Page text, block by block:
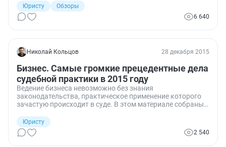
играет позиция, высказанная по аналогичным делам
Верховным судом РФ. Этой зимой ВС РФ, как раз
поставил точку в нескольких делах, которые могут в
Юристу
Обзоры
6 640
Николай Кольцов 28 декабря 2015
Бизнес. Самые громкие прецедентные дела
судебной практики в 2015 году
Ведение бизнеса невозможно без знания
законодательства, практическое применение которого
зачастую происходит в суде. В этом материале собраны
решения за 2015 год.
Юристу
2 540